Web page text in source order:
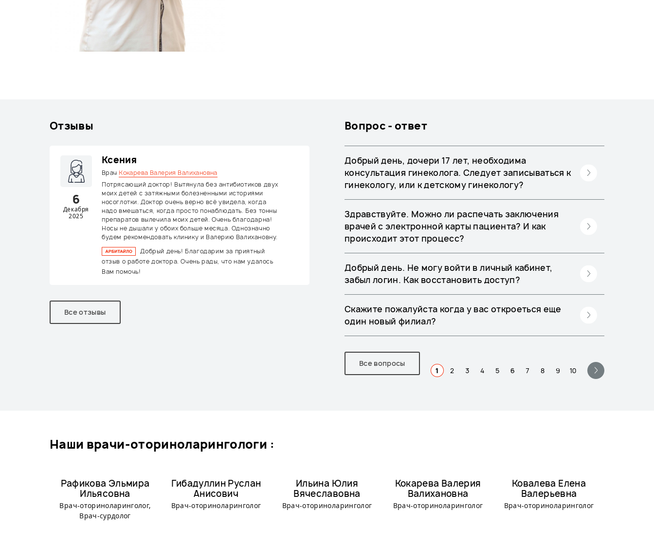
Отзывы
6
Декабря
2025
Ксения
Врач Кокарева Валерия Валихановна
Потрясающий доктор! Вытянула без антибиотиков двух
моих детей с затяжными болезненными историями
носоглотки. Доктор очень верно всё увидела, когда
надо вмешаться, когда просто понаблюдать. Без тонны
препаратов вылечила моих детей. Очень благодарна!
Носы не дышали у обоих больше месяца. Однозначно
будем рекомендовать клинику и Валерию Валихановну.
Добрый день! Благодарим за приятный
отзыв о работе доктора. Очень рады, что нам удалось
Вам помочь!
Все отзывы
Вопрос - ответ
Добрый день, дочери 17 лет, необходима
консультация гинеколога. Следует записываться к
гинекологу, или к детскому гинекологу?
Здравствуйте. Можно ли распечать заключения
врачей с электронной карты пациента? И как
происходит этот процесс?
Добрый день. Не могу войти в личный кабинет,
забыл логин. Как восстановить доступ?
Скажите пожалуйста когда у вас откроеться еще
один новый филиал?
Все вопросы
1 2 3 4 5 6 7 8 9 10
наши врачи-оториноларингологи :
Рафикова Эльмира
Ильясовна
Врач-оториноларинголог,
Врач-сурдолог
Гибадуллин Руслан
Анисович
Врач-оториноларинголог
Ильина Юлия
Вячеславовна
Врач-оториноларинголог
Кокарева Валерия
Валихановна
Врач-оториноларинголог
Ковалева Елена
Валерьевна
Врач-оториноларинголог